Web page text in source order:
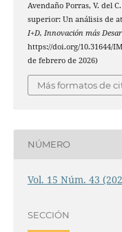
Avendaño Porras, V. del
superior: Un análisis de
I+D, Innovación más
https://doi.org/10.31644/
de febrero de 2026)
Más formatos de
NÚMERO
Vol. 15 Núm. 43
SECCIÓN